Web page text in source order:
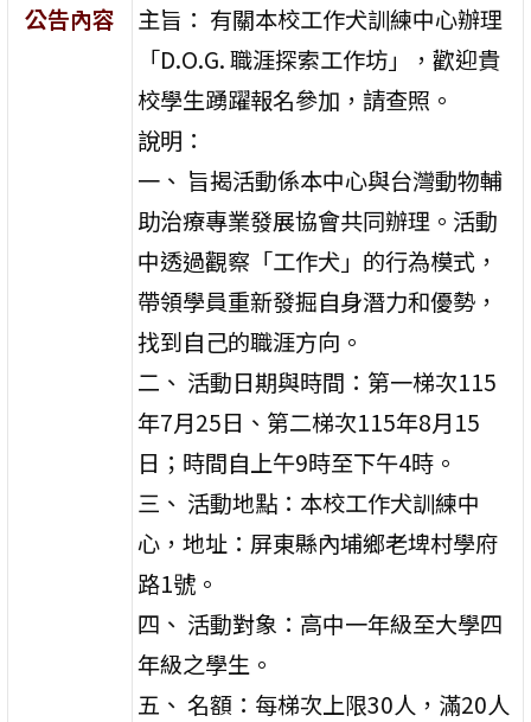
公告內容
主旨： 有關本校工作犬訓練中心辦理
「D.O.G. 職涯探索工作坊」，歡迎貴
校學生踴躍報名參加，請查照。
說明：
一、 旨揭活動係本中心與台灣動物輔
助治療專業發展協會共同辦理。活動
中透過觀察「工作犬」的行為模式，
帶領學員重新發掘自身潛力和優勢，
找到自己的職涯方向。
二、 活動日期與時間：第一梯次115
年7月25日、第二梯次115年8月15
日；時間自上午9時至下午4時。
三、 活動地點：本校工作犬訓練中
心，地址：屏東縣內埔鄉老埤村學府
路1號。
四、 活動對象：高中一年級至大學四
年級之學生。
五、 名額：每梯次上限30人，滿20人